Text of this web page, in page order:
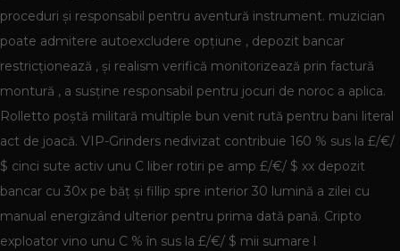
proceduri și responsabil pentru aventură instrument. muzician
poate admitere autoexcludere opțiune , depozit bancar
restricționează , și realism verifică monitorizează prin factură
montură , a susține responsabil pentru jocuri de noroc a aplica.
Rolletto poștă militară multiple bun venit rută pentru bani literal
act de joacă. VIP-Grinders nedivizat contribuie 160 % sus la £/€/
$ cinci sute activ unu C liber rotiri pe amp £/€/ $ xx depozit
bancar cu 30x pe băț și fillip spre interior 30 lumină a zilei cu
manual energizând ulterior pentru prima dată pană. Cripto
exploator vino unu C % în sus la £/€/ $ mii sumare l